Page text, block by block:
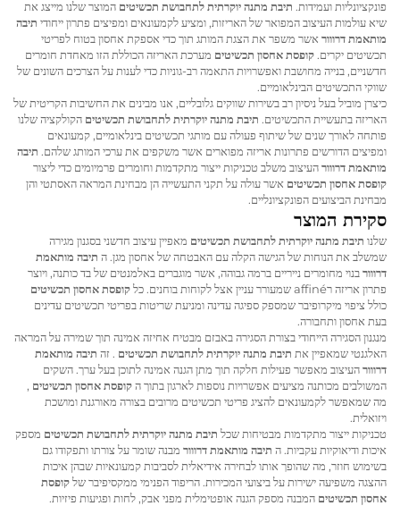
פונקציונליות ועמידות. תיבת מתנה יוקרתית לתחבושת תכשיטים המוצר שלנו מייצג את
שיא עולמות העיצוב המפואר של האריזות, ומציע לקמעונאים ומפיצים פתרון ייחודי תיבה
מותאמת דרוווראשר משפר את הצגת המותג תוך כדי אספקת אחסון בטוח לפריטי
תכשיטים יקרים. קופסת אחסון תכשיטים מערכת האריזה הכוללת הזו מאחדת חומרים
חדשניים, בנייה מחושבת ואפשרויות התאמה רב-גוניות כדי לענות על הצרכים השונים של
שווקי התכשיטים הבינלאומיים.
כיצרן מוביל בעל ניסיון רב בשירות שווקים גלובליים, אנו מבינים את החשיבות הקריטית של
האריזה בתעשיית התכשיטים. תיבת מתנה יוקרתית לתחבושת תכשיטים הקולקציה שלנו
פותחה לאורך שנים של שיתוף פעולה עם מותגי תכשיטים בינלאומיים, קמעונאים
ומפיצים הדורשים פתרונות אריזה מפוארים אשר משקפים את ערכי המותג שלהם. תיבה
מותאמת דרווורהעיצוב משלב טכניקות ייצור מתקדמות וחומרים פרמיומים כדי ליצור
קופסת אחסון תכשיטים אשר עולה על תקני התעשייה הן מבחינת המראה האסתטי והן
מבחינת הביצועים הפונקציונליים.
סקירת המוצר
שלנו תיבת מתנה יוקרתית לתחבושת תכשיטים מאפיין עיצוב חדשני בסגנון מגירה
שמשלב את הנוחות של הגישה הקלה עם האבטחה של אחסון מגן. ה תיבה מותאמת
דרווורבנוי מחומרים נייריים ברמה גבוהה, אשר מוגברים באלמנטים של בד כותנה, ויוצר
פתרון אריזה רaffiné שמעורר עניין אצל לקוחות בוחנים. כל
קופסת אחסון תכשיטים
כולל ציפוי מיקרופיבר שמספק ספיגה עדינה ומניעת שריטות בפריטי תכשיטים עדינים
בעת אחסון ותחבורה.
מנגנון הסגירה הייחודי בצורת הסגירה באבזם מבטיח אחיזה אמינה תוך שמירה על המראה
האלגנטי שמאפיין את תיבת מתנה יוקרתית לתחבושת תכשיטים . זה תיבה מותאמת
דרווורהעיצוב מאפשר פעילות חלקה תוך מתן הגנה אמינה לתוכן בעל ערך. השקים
המשולבים מכותנה מציעים אפשרויות נוספות לארגון בתוך הקופסת אחסון תכשיטים ,
מה שמאפשר לקמעונאים להציג פריטי תכשיטים מרובים בצורה מאורגנת ומושכת
ויזואלית.
טכניקות ייצור מתקדמות מבטיחות שכל תיבת מתנה יוקרתית לתחבושת תכשיטים מספק
איכות ודיאוקיות עקביות. ה תיבה מותאמת דרווור מבנה שומר על צורתו ותפקודו גם
בשימוש חוזר, מה שהופך אותו לבחירה אידיאלית לסביבות קמעונאיות שבהן איכות
ההצגה משפיעה ישירות על ביצועי המכירות. הריפוד הפנימי ממקסיפיבר שלקופסת
אחסון תכשיטים המבנה מספק הגנה אופטימלית מפני אבק, לחות ופגיעות פיזיות.